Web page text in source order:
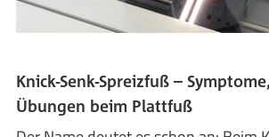
Knick-Senk-Spreizfuß –
Übungen beim Plattfuß